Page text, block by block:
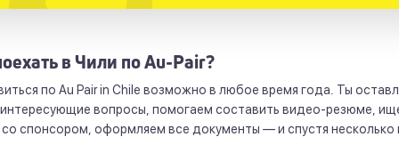
в Чили по Au-Pair?
по Au Pair in Chile возможно в любое время года. Ты
интересующие вопросы, помогаем составить видео-резюме,
спонсором, оформляем все документы — и спустя несколько